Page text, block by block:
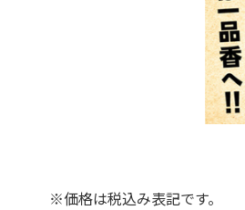
※価格は税込み表記です。